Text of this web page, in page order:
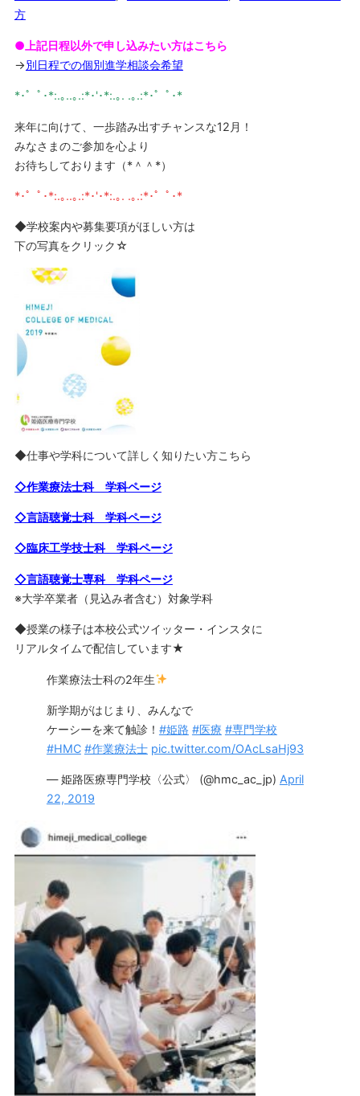
方
●上記日程以外で申し込みたい方はこちら
→別日程での個別進学相談会希望
*･゜ﾟ･*:.｡..｡.:*･'･*:.｡. .｡.:*･゜ﾟ･*
来年に向けて、一歩踏み出すチャンスな12月！
みなさまのご参加を心より
お待ちしております（*＾＾*）
*･゜ﾟ･*:.｡..｡.:*･'･*:.｡. .｡.:*･゜ﾟ･*
◆学校案内や募集要項がほしい方は
下の写真をクリック☆
◆仕事や学科について詳しく知りたい方こちら
◇作業療法士科 学科ページ
◇言語聴覚士科 学科ページ
◇臨床工学技士科 学科ページ
◇言語聴覚士専科 学科ページ
※大学卒業者（見込み者含む）対象学科
◆授業の様子は本校公式ツイッター・インスタに
リアルタイムで配信しています★
作業療法士科の2年生
新学期がはじまり、みんなで
ケーシーを来て触診！ #姫路 #医療 #専門学校
#HMC #作業療法士 pic.twitter.com/OAcLsaHj93
— 姫路医療専門学校〈公式〉 (@hmc_ac_jp) April
22, 2019